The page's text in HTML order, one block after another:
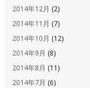
2014年12月 (2)
2014年11月 (7)
2014年10月 (12)
2014年9月 (8)
2014年8月 (11)
2014年7月 (6)